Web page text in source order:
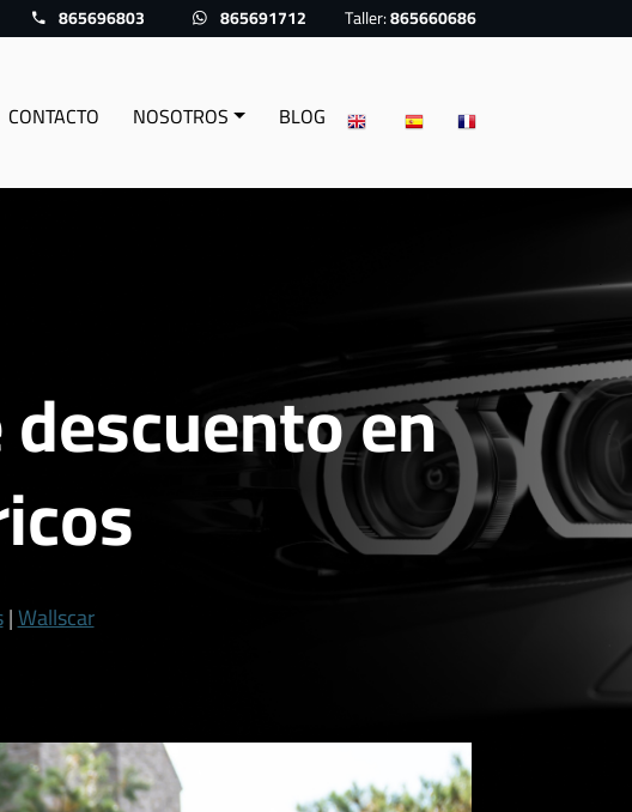
865696803 865691712 Taller:865660686
CONTACTO NOSOTROS BLOG
en
|Wallscar